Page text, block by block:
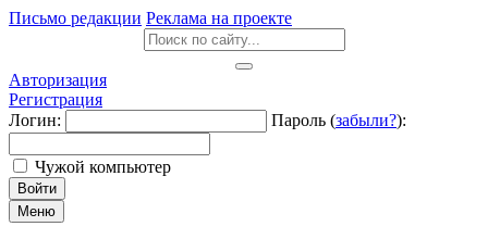
Письмо редакции Реклама на проекте
Авторизация
Регистрация
Логин:
Пароль (забыли?):
Чужой компьютер
Войти
Меню